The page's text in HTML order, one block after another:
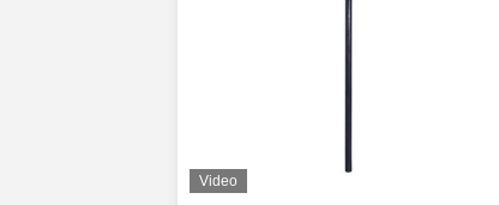
Video